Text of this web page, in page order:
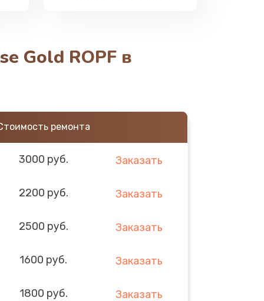
Gold ROPF в
ремонта
3000 руб. Заказать
2200 руб. Заказать
2500 руб. Заказать
1600 руб. Заказать
1800 руб. Заказать